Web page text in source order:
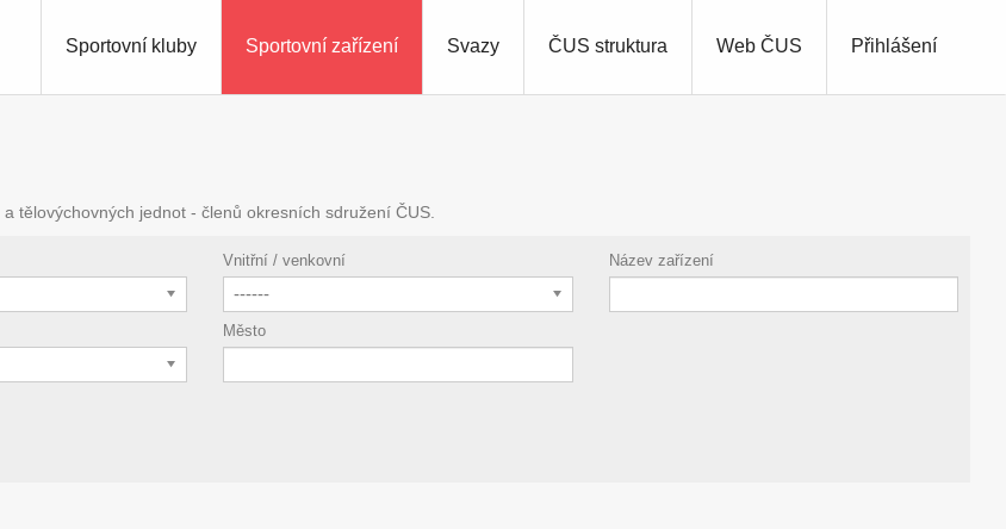
Přihlášení
Sportovní kluby Sportovní zařízení Svazy ČUS struktura Web ČUS
tělovýchovných jednot - členů okresních sdružení ČUS.
Vnitřní / venkovní
------
Název zařízení
Město